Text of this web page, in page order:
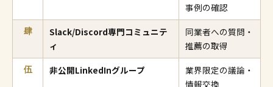
事例の確認
肆
Slack/Discord専門コミュニテ
ィ
同業者への質問・
推薦の取得
伍 非公開LinkedInグループ
業界限定の議論・
情報交換